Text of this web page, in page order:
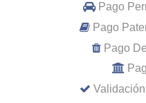
Pago
Pago
Pago